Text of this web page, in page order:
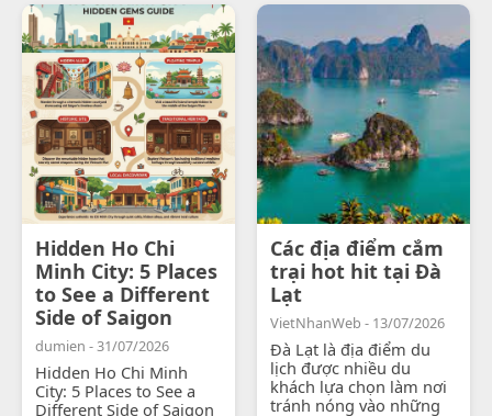
Hidden Ho Chi
Minh City: 5 Places
to See a Different
Side of Saigon
dumien - 31/07/2026
Hidden Ho Chi Minh
City: 5 Places to See a
Different Side of Saigon
Các địa điểm cắm
trại hot hit tại Đà
Lạt
VietNhanWeb - 13/07/2026
Đà Lạt là địa điểm du
lịch được nhiều du
khách lựa chọn làm nơi
tránh nóng vào những